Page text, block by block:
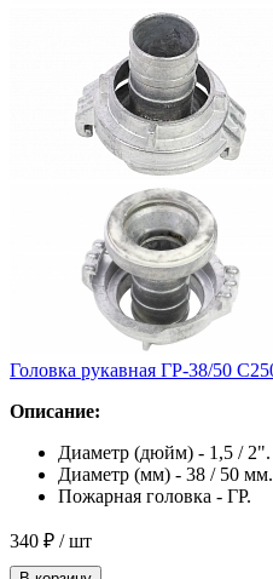
Головка рукавная ГР-38/50
Описание:
Диаметр (дюйм) - 1,5 / 2".
Диаметр (мм) - 38 / 50 мм.
Пожарная головка - ГР.
340 ₽ / шт